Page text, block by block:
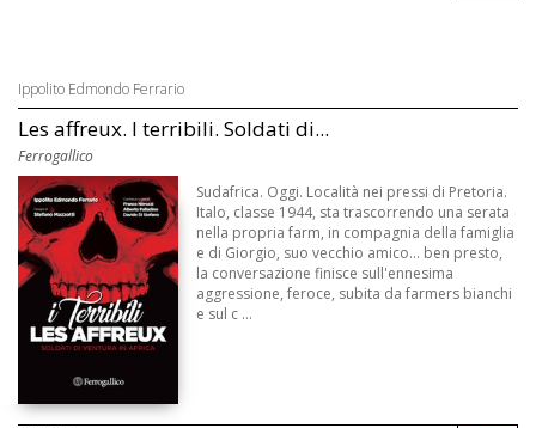
Ippolito Edmondo Ferrario
Les affreux. I terribili. Soldati di...
Ferrogallico
Sudafrica. Oggi. Località nei pressi di Pretoria.
Italo, classe 1944, sta trascorrendo una serata
nella propria farm, in compagnia della famiglia
e di Giorgio, suo vecchio amico... ben presto,
la conversazione finisce sull'ennesima
aggressione, feroce, subita da farmers bianchi
e sul c ...